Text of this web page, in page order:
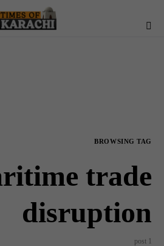
BROWSING TAG
trade
disruption
1 post